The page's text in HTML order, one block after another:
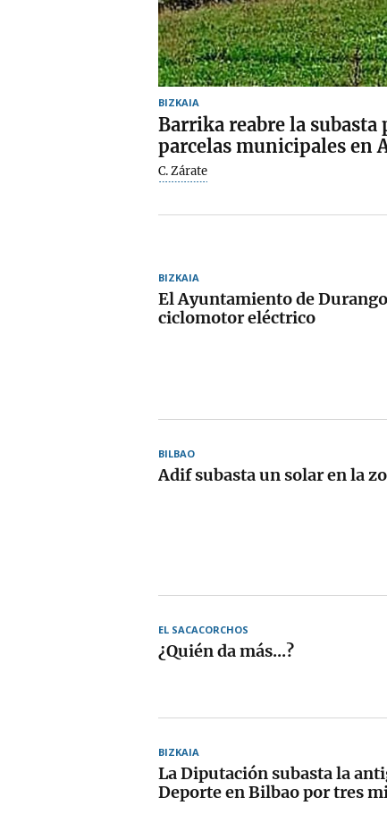
BIZKAIA
Barrika reabre la subasta
parcelas municipales en
C. Zárate
BIZKAIA
El Ayuntamiento de
ciclomotor eléctrico
BILBAO
Adif subasta un solar en la
EL SACACORCHOS
¿Quién da más...?
BIZKAIA
La Diputación subasta la
Deporte en Bilbao por tres